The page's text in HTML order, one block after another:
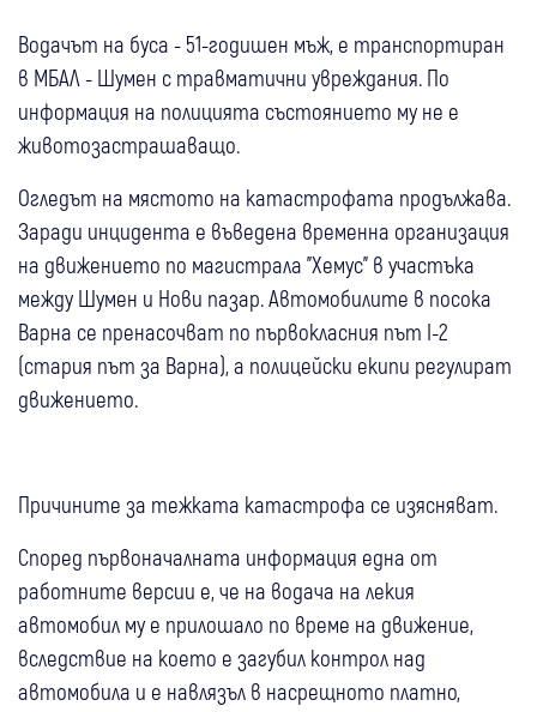
Водачът на буса - 51-годишен мъж, е транспортиран
в МБАЛ - Шумен с травматични увреждания. По
информация на полицията състоянието му не е
животозастрашаващо.
Огледът на мястото на катастрофата продължава.
Заради инцидента е въведена временна организация
на движението по магистрала "Хемус" в участъка
между Шумен и Нови пазар. Автомобилите в посока
Варна се пренасочват по първокласния път I-2
(стария път за Варна), а полицейски екипи регулират
движението.
Причините за тежката катастрофа се изясняват.
Според първоначалната информация една от
работните версии е, че на водача на лекия
автомобил му е прилошало по време на движение,
вследствие на което е загубил контрол над
автомобила и е навлязъл в насрещното платно,